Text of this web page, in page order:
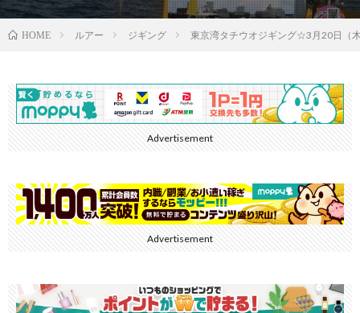
HOME ルアー ジギング 東京湾タチウオジギング☆3月20日（
Advertisement
Advertisement